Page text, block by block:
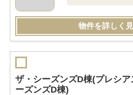
物件を詳しく
ザ・シーズンズD棟(プレシ
ーズンズD棟)